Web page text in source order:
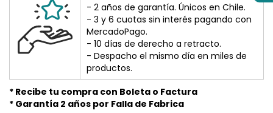
- 2 años de garantía. Únicos en Chile.
- 3 y 6 cuotas sin interés pagando con
MercadoPago.
- 10 días de derecho a retracto.
- Despacho el mismo día en miles de
productos.
* Recibe tu compra con Boleta o Factura
* Garantía 2 años por Falla de Fabrica